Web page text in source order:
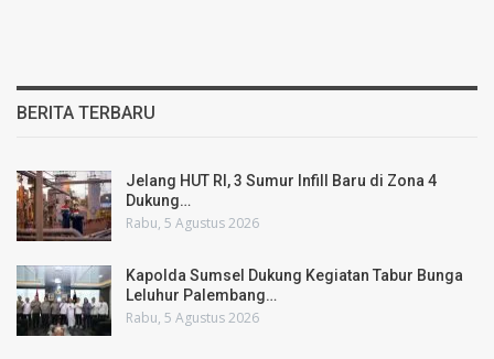
BERITA TERBARU
Jelang HUT RI, 3 Sumur Infill Baru di Zona 4
Dukung…
Rabu, 5 Agustus 2026
Kapolda Sumsel Dukung Kegiatan Tabur Bunga
Leluhur Palembang…
Rabu, 5 Agustus 2026